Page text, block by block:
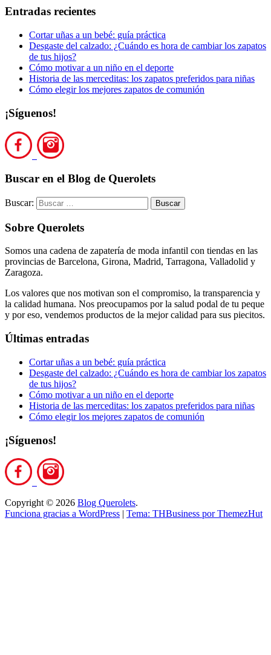
Entradas recientes
Cortar uñas a un bebé: guía práctica
Desgaste del calzado: ¿Cuándo es hora de cambiar los zapatos
de tus hijos?
Cómo motivar a un niño en el deporte
Historia de las merceditas: los zapatos preferidos para niñas
Cómo elegir los mejores zapatos de comunión
¡Síguenos!
Buscar en el Blog de Querolets
Buscar:
Sobre Querolets
Somos una cadena de zapatería de moda infantil con tiendas en las
provincias de Barcelona, Girona, Madrid, Tarragona, Valladolid y
Zaragoza.
Los valores que nos motivan son el compromiso, la transparencia y
la calidad humana. Nos preocupamos por la salud podal de tu peque
y por eso, vendemos productos de la mejor calidad para sus piecitos.
Últimas entradas
Cortar uñas a un bebé: guía práctica
Desgaste del calzado: ¿Cuándo es hora de cambiar los zapatos
de tus hijos?
Cómo motivar a un niño en el deporte
Historia de las merceditas: los zapatos preferidos para niñas
Cómo elegir los mejores zapatos de comunión
¡Síguenos!
Copyright © 2026 Blog Querolets.
Funciona gracias a WordPress | Tema: THBusiness por ThemezHut